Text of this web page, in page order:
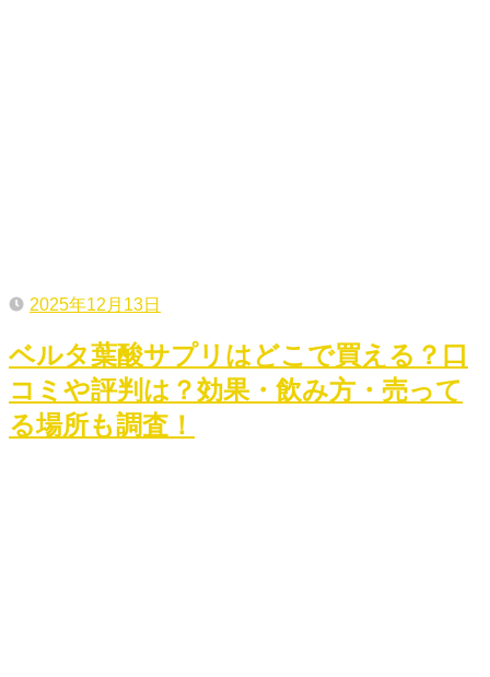
2025年12月13日
ベルタ葉酸サプリはどこで買える？口
コミや評判は？効果・飲み方・売って
る場所も調査！